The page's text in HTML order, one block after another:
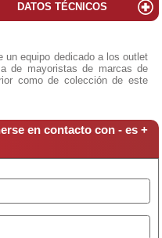
DATOS TÉCNICOS
un equipo dedicado a los outlet
de mayoristas de marcas de
como de colección de este
en contacto con - es +